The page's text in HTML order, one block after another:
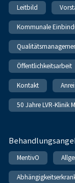
Leitbild
Kommunale
Öffentlichkeitsarbeit
Kontakt
50 Jahre LVR-Klinik
MentivO